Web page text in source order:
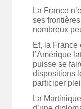
La France
ses
nombreux
Et, la France
l’Amérique
puisse se
dispositions
participer
La